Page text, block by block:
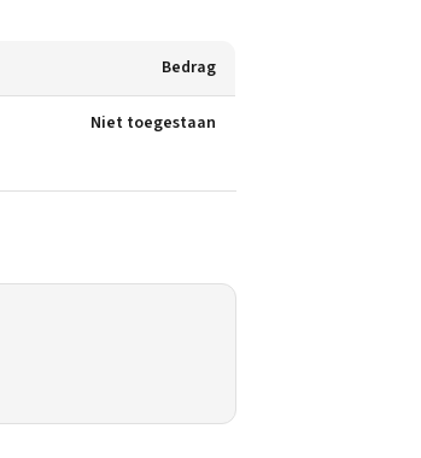
Bedrag
Niet toegestaan